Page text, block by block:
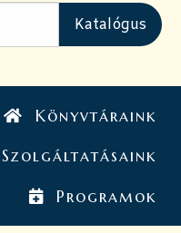
Könyvtáraink
Szolgáltatásaink
Programok